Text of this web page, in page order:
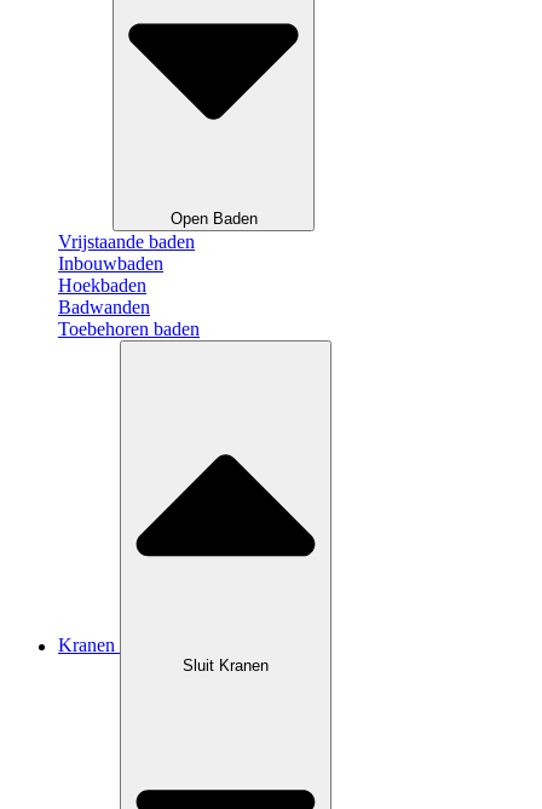
Open Baden
Vrijstaande baden
Inbouwbaden
Hoekbaden
Badwanden
Toebehoren baden
Kranen
Sluit Kranen